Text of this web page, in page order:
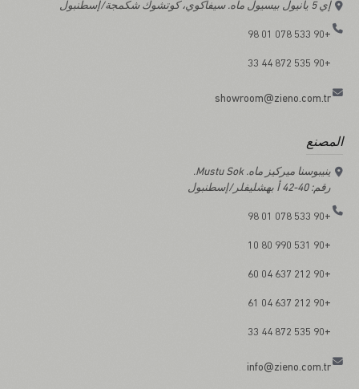
إي 5 يانيول بيسيول ماه. سيفاكوي، كوتشوك شكمجة/إسطنبول
+90 533 078 01 98
+90 535 872 44 33
showroom@zieno.com.tr
المصنع
ينيبوسنا ميركيز ماه. Mustu Sok.
رقم: 40-42 أ بهشليفلر/إسطنبول
+90 533 078 01 98
+90 531 990 80 10
+90 212 637 04 60
+90 212 637 04 61
+90 535 872 44 33
info@zieno.com.tr